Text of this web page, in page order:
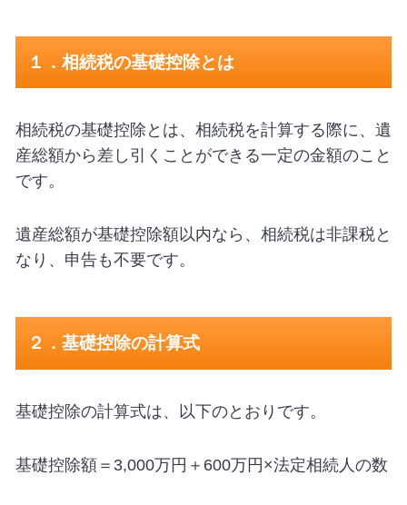
１．相続税の基礎控除とは
相続税の基礎控除とは、相続税を計算する際に、遺
産総額から差し引くことができる一定の金額のこと
です。
遺産総額が基礎控除額以内なら、相続税は非課税と
なり、申告も不要です。
２．基礎控除の計算式
基礎控除の計算式は、以下のとおりです。
基礎控除額＝3,000万円＋600万円×法定相続人の数